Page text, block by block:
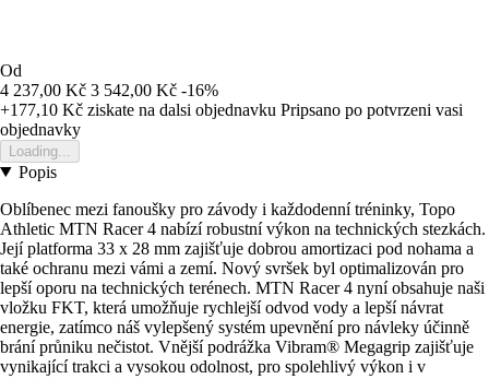
Od
4 237,00 Kč 3 542,00 Kč -16%
+177,10 Kč ziskate na dalsi objednavku Pripsano po potvrzeni vasi
objednavky
Loading...
Popis
Oblíbenec mezi fanoušky pro závody i každodenní tréninky, Topo
Athletic MTN Racer 4 nabízí robustní výkon na technických stezkách.
Její platforma 33 x 28 mm zajišťuje dobrou amortizaci pod nohama a
také ochranu mezi vámi a zemí. Nový svršek byl optimalizován pro
lepší oporu na technických terénech. MTN Racer 4 nyní obsahuje naši
vložku FKT, která umožňuje rychlejší odvod vody a lepší návrat
energie, zatímco náš vylepšený systém upevnění pro návleky účinně
brání průniku nečistot. Vnější podrážka Vibram® Megagrip zajišťuje
vynikající trakci a vysokou odolnost, pro spolehlivý výkon i v